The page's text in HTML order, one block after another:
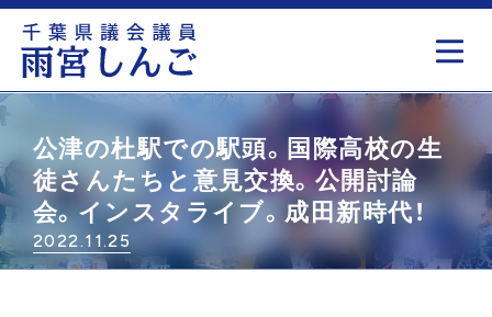
公津の杜駅での駅頭。国際高校の生
徒さんたちと意見交換。公開討論
会。インスタライブ。成田新時代！
2022.11.25